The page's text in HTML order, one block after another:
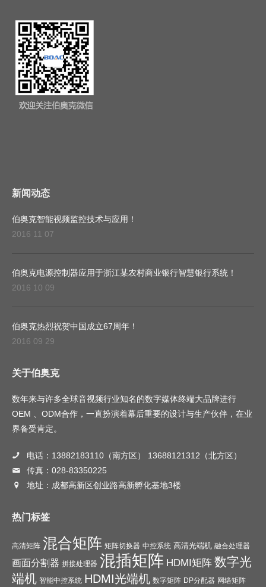
新闻动态
伯奥克智能视频监控技术与应用！
2016 11 07
伯奥克电源控制器应用于浙江某农村商业银行智慧银行系统！
2016 10 09
伯奥克热烈祝贺中国成立67周年！
2016 09 29
关于伯奥克
数年来与许多全球音视频行业知名的数字媒体终端大品牌进行
OEM 、ODM合作，一直扮演着幕后重要的设计与生产伙伴，在业
界备受肯定。
电话：13882183110（南方区） 13688121312（北方区）
传真：028-83350225
地址：成都高新区创业路高新孵化基地3楼
热门标签
高清矩阵 混合矩阵 矩阵切换器 中控系统 高清光端机 融合处理器
画面分割器 拼接处理器 混插矩阵 HDMI矩阵 数字光
端机 智能中控系统 HDMI光端机 数字矩阵 DP分配器 网络矩阵